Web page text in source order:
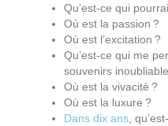
Qu’est-ce qui
Où est la passion ?
Où est l’excitation ?
Qu’est-ce qui me
souvenirs
Où est la vivacité ?
Où est la luxure ?
Dans dix ans,